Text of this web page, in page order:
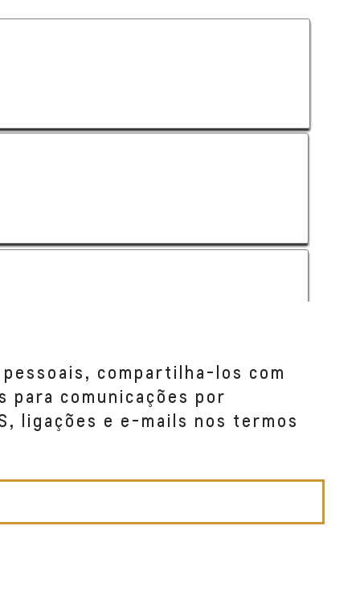
compartilha-los com
para comunicações por
ligações e e-mails nos termos